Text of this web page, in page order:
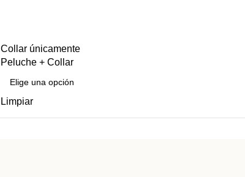
Collar únicamente
Peluche + Collar
Limpiar